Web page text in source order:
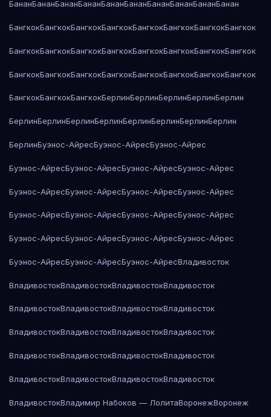
БананБананБананБананБананБананБананБананБананБанан
БангкокБангкокБангкокБангкокБангкокБангкокБангкокБангкок
БангкокБангкокБангкокБангкокБангкокБангкокБангкокБангкок
БангкокБангкокБангкокБангкокБангкокБангкокБангкокБангкок
БангкокБангкокБангкокБерлинБерлинБерлинБерлинБерлин
БерлинБерлинБерлинБерлинБерлинБерлинБерлинБерлин
БерлинБуэнос-АйресБуэнос-АйресБуэнос-Айрес
Буэнос-АйресБуэнос-АйресБуэнос-АйресБуэнос-Айрес
Буэнос-АйресБуэнос-АйресБуэнос-АйресБуэнос-Айрес
Буэнос-АйресБуэнос-АйресБуэнос-АйресБуэнос-Айрес
Буэнос-АйресБуэнос-АйресБуэнос-АйресБуэнос-Айрес
Буэнос-АйресБуэнос-АйресБуэнос-АйресВладивосток
ВладивостокВладивостокВладивостокВладивосток
ВладивостокВладивостокВладивостокВладивосток
ВладивостокВладивостокВладивостокВладивосток
ВладивостокВладивостокВладивостокВладивосток
ВладивостокВладивостокВладивостокВладивосток
ВладивостокВладимир Набоков — ЛолитаВоронежВоронеж